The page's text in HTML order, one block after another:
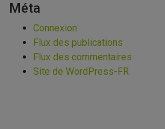
Méta
Connexion
Flux des publications
Flux des commentaires
Site de WordPress-FR